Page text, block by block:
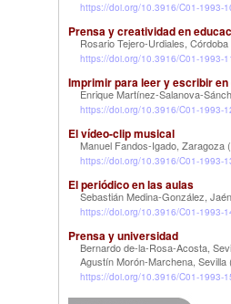
https://doi.org/10.3916/C01-1993-
Prensa y creatividad en
Rosario Tejero-Urdiales,
https://doi.org/10.3916/C01-1993-
Imprimir para leer y escribir
Enrique Martínez-Salanova-
https://doi.org/10.3916/C01-1993-
El vídeo-clip musical
Manuel Fandos-Igado, Zaragoza
https://doi.org/10.3916/C01-1993-
El periódico en las aulas
Sebastián Medina-González,
https://doi.org/10.3916/C01-1993-
Prensa y universidad
Bernardo de-la-Rosa-Acosta,
Agustín Morón-Marchena, Sevilla
https://doi.org/10.3916/C01-1993-